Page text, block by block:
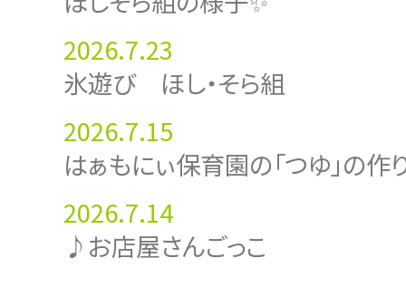
2026.7.23
氷遊び ほし・そら組
2026.7.15
はぁもにぃ保育園の「つゆ」の作
2026.7.14
♪お店屋さんごっこ